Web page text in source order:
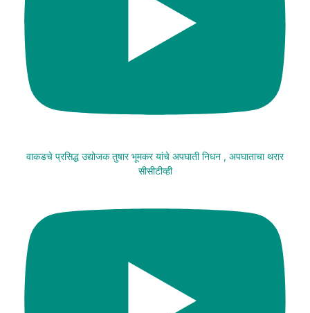
वाकडचे प्रसिद्ध उद्योजक तुषार भूमकर यांचे अपघाती निधन , अपघाताचा थरार
सीसीटीव्ही